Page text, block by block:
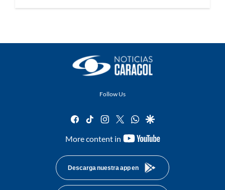
Follow Us
facebook
tiktok instagram
twitterwhatsapp
google
More content in
youtube-
Descarga nuestra app en